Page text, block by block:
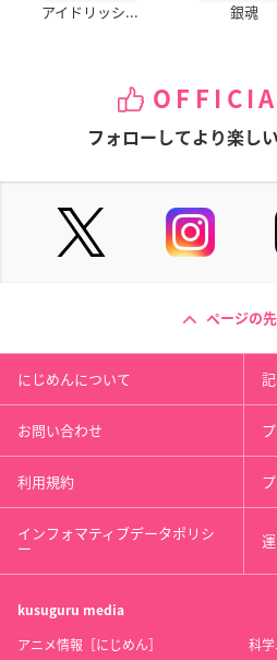
アイドリッシ... 銀魂
フォローしてより楽し
ページの
にじめんについて
お問い合わせ
利用規約
インフォマティブデータポリシ
ー
kusuguru media
アニメ情報［にじめん］ 科学